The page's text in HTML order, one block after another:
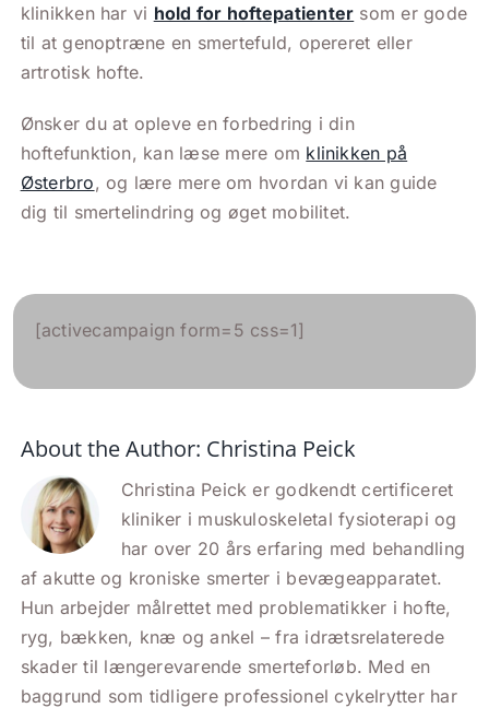
klinikken har vi hold for hoftepatienter som er gode
til at genoptræne en smertefuld, opereret eller
artrotisk hofte.
Ønsker du at opleve en forbedring i din
hoftefunktion, kan læse mere om klinikken på
Østerbro, og lære mere om hvordan vi kan guide
dig til smertelindring og øget mobilitet.
[activecampaign form=5 css=1]
About the Author: Christina Peick
Christina Peick er godkendt certificeret
kliniker i muskuloskeletal fysioterapi og
har over 20 års erfaring med behandling
af akutte og kroniske smerter i bevægeapparatet.
Hun arbejder målrettet med problematikker i hofte,
ryg, bækken, knæ og ankel – fra idrætsrelaterede
skader til længerevarende smerteforløb. Med en
baggrund som tidligere professionel cykelrytter har